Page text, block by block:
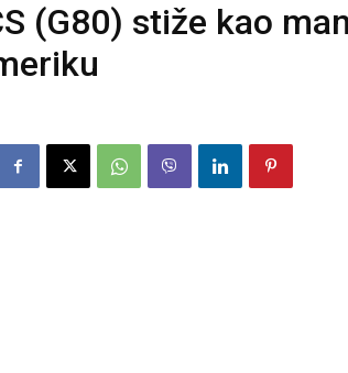
(G80) stiže kao